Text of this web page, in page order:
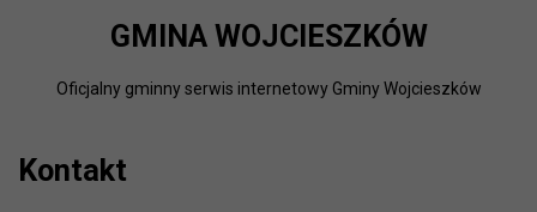
GMINA WOJCIESZKÓW
Oficjalny gminny serwis internetowy Gminy Wojcieszków
Kontakt